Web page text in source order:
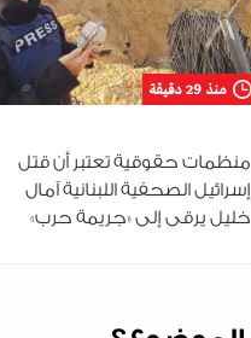
منذ 29 دقيقة
منظمات حقوقية تعتبر أن قتل
إسرائيل الصحفية اللبنانية آمال
خليل يرقى إلى «جريمة حرب»